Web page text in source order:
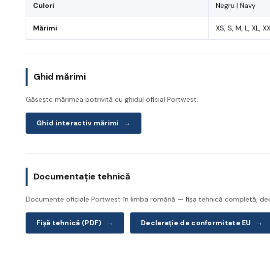
Culori Negru | Navy
Mărimi XS, S, M, L, XL,
Ghid mărimi
Găsește mărimea potrivită cu ghidul oficial Portwest.
Ghid interactiv mărimi →
Documentație tehnică
Documente oficiale Portwest în limba română — fișa tehnică completă,
Fișă tehnică (PDF) → Declarație de conformitate EU →